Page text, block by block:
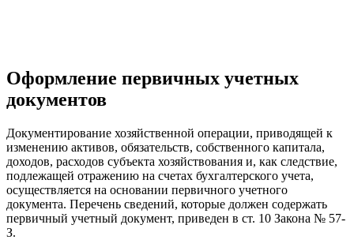
Оформление первичных учетных
документов
Документирование хозяйственной операции, приводящей к
изменению активов, обязательств, собственного капитала,
доходов, расходов субъекта хозяйствования и, как следствие,
подлежащей отражению на счетах бухгалтерского учета,
осуществляется на основании первичного учетного
документа. Перечень сведений, которые должен содержать
первичный учетный документ, приведен в ст. 10 Закона № 57-
З.